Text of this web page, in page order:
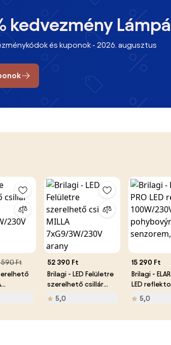
kedvezmény
és kuponok - 2026. augusztus
590 Ft
52 390 Ft
Brilagi - LED Felületre
szerelhető csillár
MILLA 7xG9/3W/230V
arany
5,0
15 290 Ft
Brilagi -
LED
100W/230V s
pohybovým
5,0